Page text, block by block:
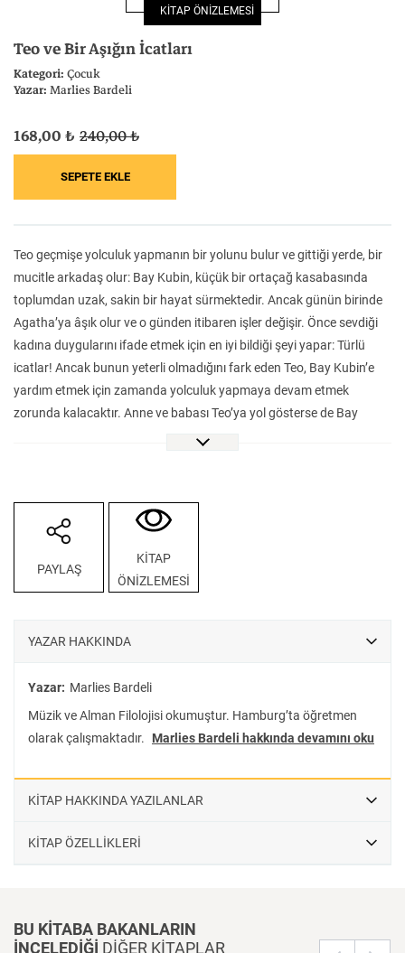
Felsefe Kesişimler
İnsan ve Toplum
Klasik Bilim
KİTAP ÖNİZLEMESİ
Teo ve Bir Aşığın İcatları
Kategori:Çocuk
Yazar:Marlies Bardeli
Teo geçmişe yolculuk yapmanın bir yolunu bulur ve gittiği yerde, bir
mucitle arkadaş olur: Bay Kubin, küçük bir ortaçağ kasabasında
toplumdan uzak, sakin bir hayat sürmektedir. Ancak günün birinde
Agatha’ya âşık olur ve o günden itibaren işler değişir. Önce sevdiği
kadına duygularını ifade etmek için en iyi bildiği şeyi yapar: Türlü
icatlar! Ancak bunun yeterli olmadığını fark eden Teo, Bay Kubin’e
yardım etmek için zamanda yolculuk yapmaya devam etmek
zorunda kalacaktır. Anne ve babası Teo’ya yol gösterse de Bay
Kubin’le birlikte kendi yollarını çizmek zorundalar. Teo ve Bir Aşığın
168,00 ₺ 240,00 ₺
PAYLAŞ
KİTAP
ÖNİZLEMESİ
YAZAR HAKKINDA
Yazar: Marlies Bardeli
Müzik ve Alman Filolojisi okumuştur. Hamburg’ta öğretmen
olarak çalışmaktadır.
Marlies Bardeli hakkında devamını oku
KİTAP HAKKINDA YAZILANLAR
KİTAP ÖZELLİKLERİ
BU KİTABA BAKANLARIN
İNCELEDİĞİ DİĞER KİTAPLAR